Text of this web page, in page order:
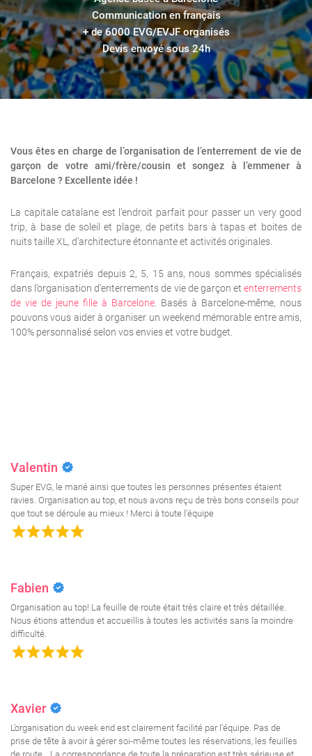
Communication en français
+ de 6000 EVG/EVJF organisés
Devis envoyé sous 24h
Vous êtes en charge de l’organisation de l’enterrement de vie de
garçon de votre ami/frère/cousin et songez à l’emmener à
Barcelone ? Excellente idée !
La capitale catalane est l’endroit parfait pour passer un very good
trip, à base de soleil et plage, de petits bars à tapas et boites de
nuits taille XL, d’architecture étonnante et activités originales.
Français, expatriés depuis 2, 5, 15 ans, nous sommes spécialisés
dans l’organisation d’enterrements de vie de garçon et enterrements
de vie de jeune fille à Barcelone . Basés à Barcelone-même, nous
pouvons vous aider à organiser un weekend mémorable entre amis,
100% personnalisé selon vos envies et votre budget.
Valentin verified
Super EVG, le marié ainsi que toutes les personnes présentes étaient
ravies. Organisation au top, et nous avons reçu de très bons conseils pour
que tout se déroule au mieux ! Merci à toute l’équipe
gradegradegradegradegrade
Fabien verified
Organisation au top! La feuille de route était très claire et très détaillée.
Nous étions attendus et accueillis à toutes les activités sans la moindre
difficulté.
gradegradegradegradegrade
Xavier verified
L’organisation du week end est clairement facilité par l’équipe. Pas de
prise de tête à avoir à gérer soi-même toutes les réservations, les feuilles